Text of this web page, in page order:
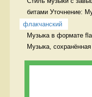
битами Уточнение:
флакчанский
Музыка в формате
Музыка,